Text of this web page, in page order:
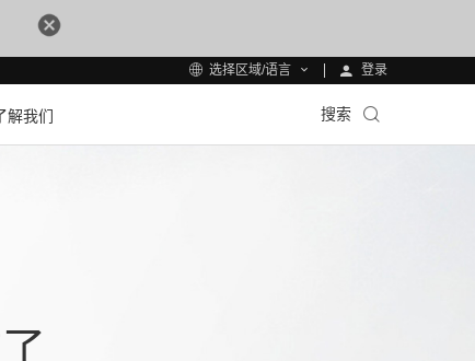
选择区域/语言 登录
解我们 搜索